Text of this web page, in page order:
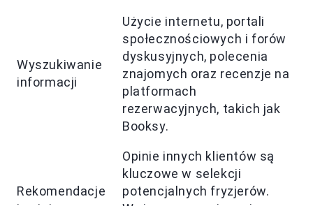
Wyszukiwanie
informacji
Użycie internetu, portali
społecznościowych i forów
dyskusyjnych, polecenia
znajomych oraz recenzje na
platformach
rezerwacyjnych, takich jak
Booksy.
Rekomendacje
Opinie innych klientów są
kluczowe w selekcji
potencjalnych fryzjerów.